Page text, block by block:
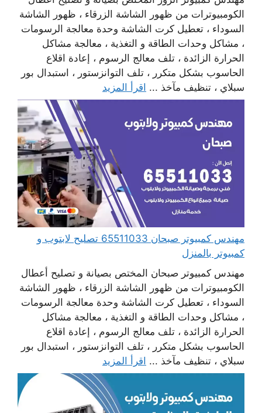
الكومبيوترات من ظهور الشاشة الزرقاء ، ظهور الشاشة
السوداء ، تعطيل كرت الشاشة وحدة معالجة الرسومات
، مشاكل وحدات الطاقة و التغذية ، معالجة مشاكل
الحرارة الزائدة ، تلف معالج الرسوم ، إعادة اقلاع
الحاسوب بشكل متكرر ، تلف التوانزستور ، استبدال بور
سبلاي ، تنظيف مآخذ ... اقرأ المزيد
مهندس كمبيوتر صبحان 65511033 تصليح لابتوب و
كمبيوتر بالمنزل
مهندس كمبيوتر صبحان المختص بصيانة و تصليح أعطال
الكومبيوترات من ظهور الشاشة الزرقاء ، ظهور الشاشة
السوداء ، تعطيل كرت الشاشة وحدة معالجة الرسومات
، مشاكل وحدات الطاقة و التغذية ، معالجة مشاكل
الحرارة الزائدة ، تلف معالج الرسوم ، إعادة اقلاع
الحاسوب بشكل متكرر ، تلف التوانزستور ، استبدال بور
سبلاي ، تنظيف مآخذ ... اقرأ المزيد